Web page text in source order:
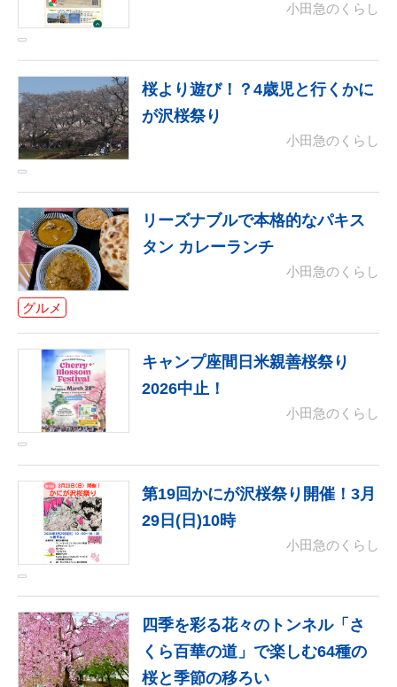
小田急のくらし
桜より遊び！？4歳児と行くかに
が沢桜祭り
小田急のくらし
グルメ
リーズナブルで本格的なパキス
タン カレーランチ
小田急のくらし
キャンプ座間日米親善桜祭り
2026中止！
小田急のくらし
第19回かにが沢桜祭り開催！3月
29日(日)10時
小田急のくらし
四季を彩る花々のトンネル「さ
くら百華の道」で楽しむ64種の
桜と季節の移ろい